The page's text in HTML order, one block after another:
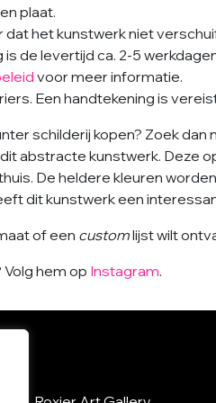
plaat.
het kunstwerk niet
de levertijd ca. 2-5
voor meer informatie.
Een handtekening is
schilderij kopen? Zoek dan
abstracte kunstwerk. Deze
De heldere kleuren
dit kunstwerk een
of een customlijst wilt
Volg hem op Instagram.